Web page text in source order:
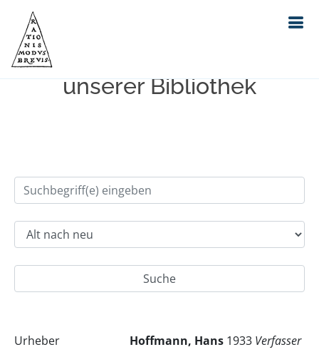
Einfache Suche im Bestand
unserer Bibliothek
Urheber Hoffmann, Hans 1933 Verfasser